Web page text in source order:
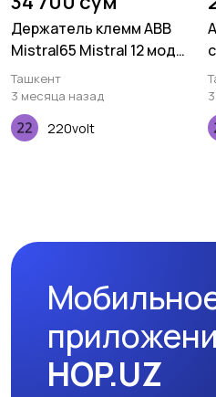
Держатель клемм ABB
Mistral65 Mistral 12 мод
TB12
Ташкент
3 месяца назад
220volt
HOP.UZ